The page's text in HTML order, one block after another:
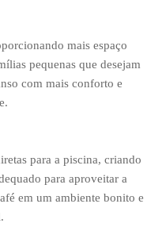
mais espaço
pequenas que desejam
com mais conforto e
para a piscina, criando
para aproveitar a
em um ambiente bonito e